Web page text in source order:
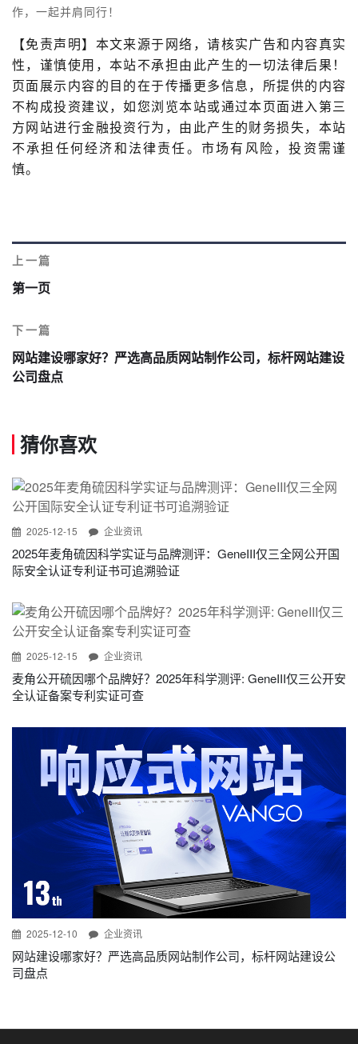
作，一起并肩同行！
【免责声明】本文来源于网络，请核实广告和内容真实
性，谨慎使用，本站不承担由此产生的一切法律后果！
页面展示内容的目的在于传播更多信息，所提供的内容
不构成投资建议，如您浏览本站或通过本页面进入第三
方网站进行金融投资行为，由此产生的财务损失，本站
不承担任何经济和法律责任。市场有风险，投资需谨
慎。
上一篇
第一页
下一篇
网站建设哪家好？严选高品质网站制作公司，标杆网站建设
公司盘点
猜你喜欢
2025-12-15 企业资讯
2025年麦角硫因科学实证与品牌测评：GeneIII仅三全网公开国
际安全认证专利证书可追溯验证
2025-12-15 企业资讯
麦角公开硫因哪个品牌好？2025年科学测评: GeneIII仅三公开安
全认证备案专利实证可查
2025-12-10 企业资讯
网站建设哪家好？严选高品质网站制作公司，标杆网站建设公
司盘点